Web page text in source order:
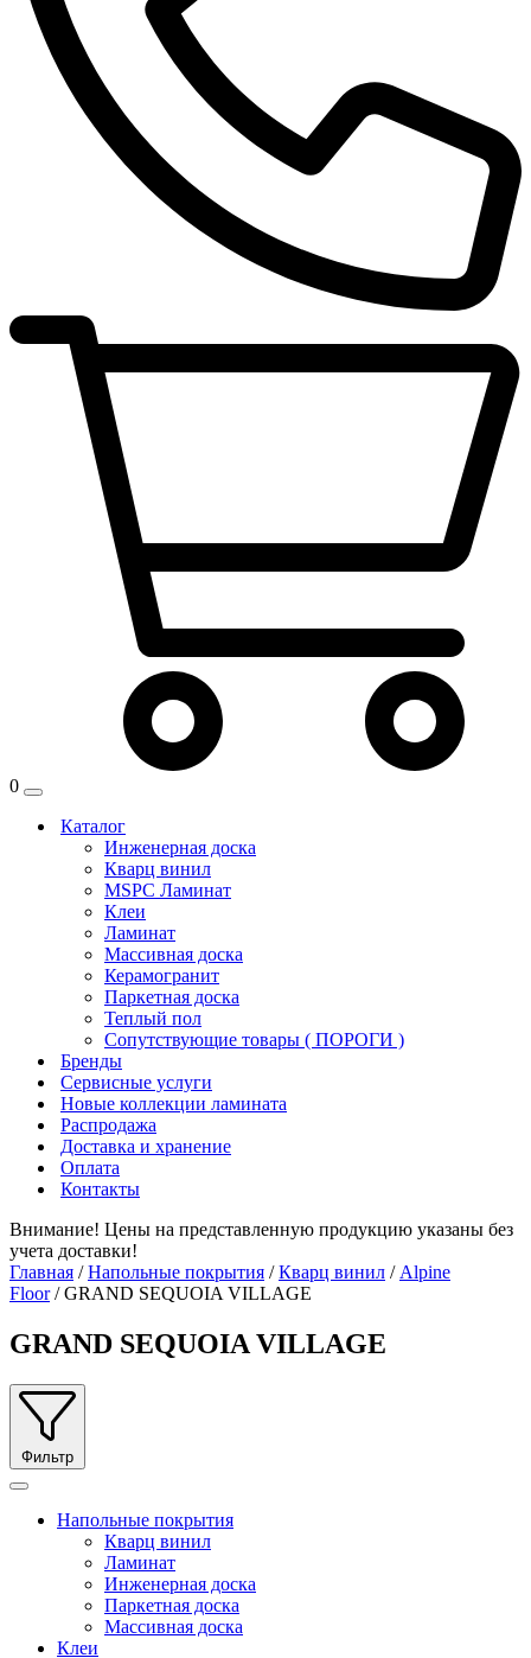
0
Каталог
Инженерная доска
Кварц винил
MSPC Ламинат
Клеи
Ламинат
Массивная доска
Керамогранит
Паркетная доска
Теплый пол
Сопутствующие товары ( ПОРОГИ )
Бренды
Сервисные услуги
Новые коллекции ламината
Распродажа
Доставка и хранение
Оплата
Контакты
Внимание! Цены на представленную продукцию указаны без
учета доставки!
Главная /Напольные покрытия /Кварц винил / Alpine
Floor/ GRAND SEQUOIA VILLAGE
GRAND SEQUOIA VILLAGE
Фильтр
Напольные покрытия
Кварц винил
Ламинат
Инженерная доска
Паркетная доска
Массивная доска
Клеи